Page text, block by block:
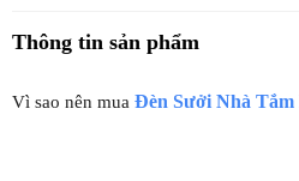
Thông tin sản phẩm
Vì sao nên mua Đèn Sưởi Nhà Tắm